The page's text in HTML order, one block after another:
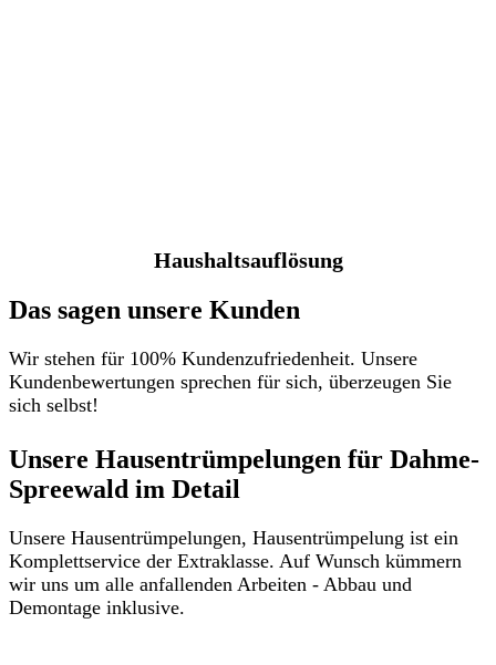
Haushaltsauflösung
Das sagen unsere Kunden
Wir stehen für 100% Kundenzufriedenheit. Unsere
Kundenbewertungen sprechen für sich, überzeugen Sie
sich selbst!
Unsere Hausentrümpelungen für Dahme-
Spreewald im Detail​
Unsere Hausentrümpelungen, Hausentrümpelung ist ein
Komplettservice der Extraklasse. Auf Wunsch kümmern
wir uns um alle anfallenden Arbeiten - Abbau und
Demontage inklusive.